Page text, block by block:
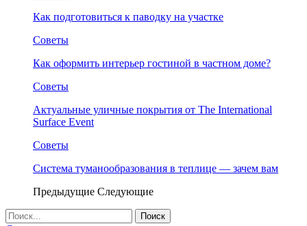
Как подготовиться к паводку на участке
Советы
Как оформить интерьер гостиной в частном доме?
Советы
Актуальные уличные покрытия от The International
Surface Event
Советы
Система туманообразования в теплице — зачем вам
Предыдущие Следующие